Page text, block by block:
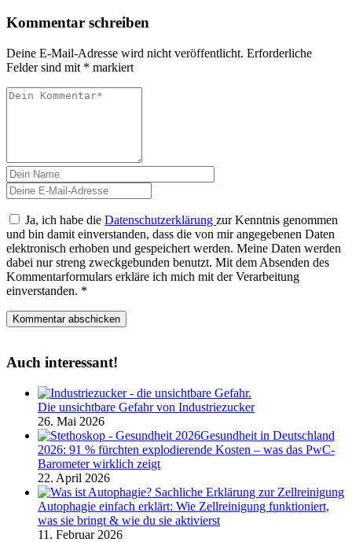
Kommentar schreiben
Deine E-Mail-Adresse wird nicht veröffentlicht. Erforderliche
Felder sind mit * markiert
Ja, ich habe die Datenschutzerklärung zur Kenntnis genommen
und bin damit einverstanden, dass die von mir angegebenen Daten
elektronisch erhoben und gespeichert werden. Meine Daten werden
dabei nur streng zweckgebunden benutzt. Mit dem Absenden des
Kommentarformulars erkläre ich mich mit der Verarbeitung
einverstanden. *
Auch interessant!
Die unsichtbare Gefahr von Industriezucker
26. Mai 2026
Gesundheit in Deutschland
2026: 91 % fürchten explodierende Kosten – was das PwC-
Barometer wirklich zeigt
22. April 2026
Autophagie einfach erklärt: Wie Zellreinigung funktioniert,
was sie bringt & wie du sie aktivierst
11. Februar 2026